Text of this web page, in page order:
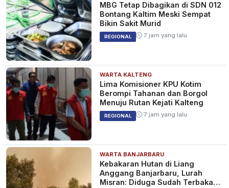
MBG Tetap Dibagikan di SDN 012
Bontang Kaltim Meski Sempat
Bikin Sakit Murid
REGIONAL 7 jam yang lalu
WARTA KALTENG
Lima Komisioner KPU Kotim
Berompi Tahanan dan Borgol
Menuju Rutan Kejati Kalteng
REGIONAL 7 jam yang lalu
WARTA BANJARBARU
Kebakaran Hutan di Liang
Anggang Banjarbaru, Lurah
Misran: Diduga Sudah Terbakar